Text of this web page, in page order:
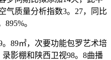
气质量分析指数3。27，同比
895%。
89㎡，次要功能包罗艺术培
影棚和陕西卫视98。8曲播